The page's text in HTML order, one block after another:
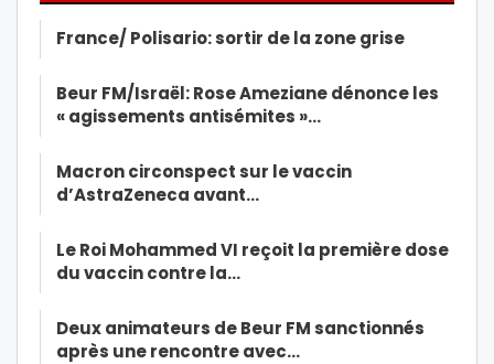
France/ Polisario: sortir de la zone grise
Beur FM/Israël: Rose Ameziane dénonce les
« agissements antisémites »…
Macron circonspect sur le vaccin
d’AstraZeneca avant…
Le Roi Mohammed VI reçoit la première dose
du vaccin contre la…
Deux animateurs de Beur FM sanctionnés
après une rencontre avec…